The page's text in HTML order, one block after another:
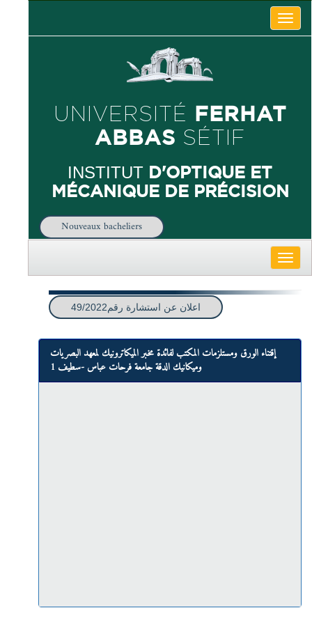
Toggle
UNIVERSITÉ FERHAT
ABBAS SÉTIF
INSTITUT D'OPTIQUE ET
MÉCANIQUE DE PRÉCISION
Nouveaux bacheliers
Toggle
اعلان عن استشارة رقم49/2022
إقتناء الورق ومستلزمات المكتب لفائدة مخبر الميكاترونيك لمعهد البصريات
وميكانيك الدقة جامعة فرحات عباس -سطيف 1